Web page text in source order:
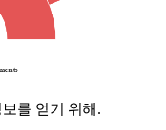
를 얻기 위해.